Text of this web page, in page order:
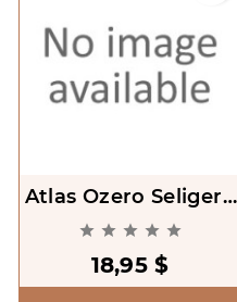
Atlas Ozero Seliger I
Ego Okrestnosti
[Atlas Of Lake
Seliger And
Environs]
    
18,95 $